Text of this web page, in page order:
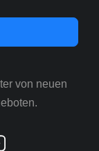
von neuen